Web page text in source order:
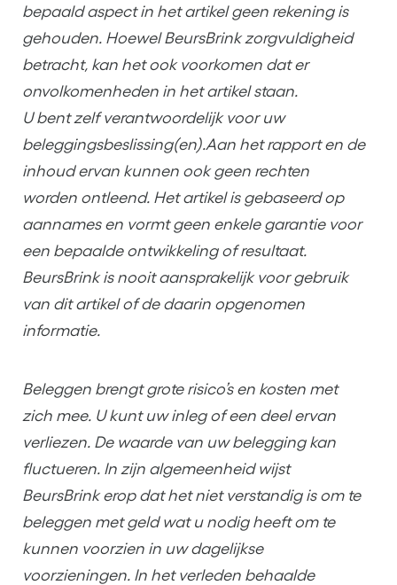
bepaald aspect in het artikel geen rekening is
gehouden. Hoewel BeursBrink zorgvuldigheid
betracht, kan het ook voorkomen dat er
onvolkomenheden in het artikel staan.
U bent zelf verantwoordelijk voor uw
beleggingsbeslissing(en).Aan het rapport en de
inhoud ervan kunnen ook geen rechten
worden ontleend. Het artikel is gebaseerd op
aannames en vormt geen enkele garantie voor
een bepaalde ontwikkeling of resultaat.
BeursBrink is nooit aansprakelijk voor gebruik
van dit artikel of de daarin opgenomen
informatie.
Beleggen brengt grote risico’s en kosten met
zich mee. U kunt uw inleg of een deel ervan
verliezen. De waarde van uw belegging kan
fluctueren. In zijn algemeenheid wijst
BeursBrink erop dat het niet verstandig is om te
beleggen met geld wat u nodig heeft om te
kunnen voorzien in uw dagelijkse
voorzieningen. In het verleden behaalde